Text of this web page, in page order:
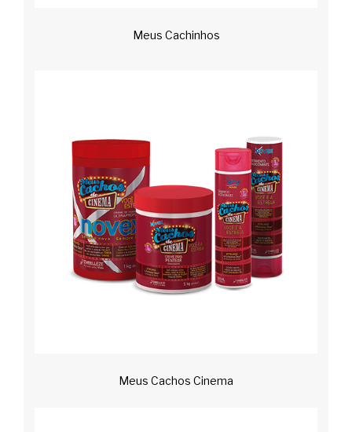
Meus Cachinhos
Meus Cachos Cinema